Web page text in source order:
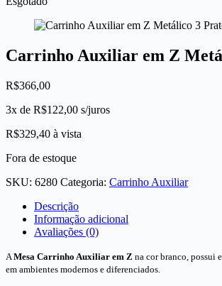
Carrinho Auxiliar em Z
R$366,00
3x de R$122,00 s/juros
R$329,40 à vista
Fora de estoque
SKU: 6280 Categoria: Carrinho Auxiliar
Descrição
Informação adicional
Avaliações (0)
A Mesa Carrinho Auxiliar em Z na cor branco, possui
em ambientes modernos e diferenciados.